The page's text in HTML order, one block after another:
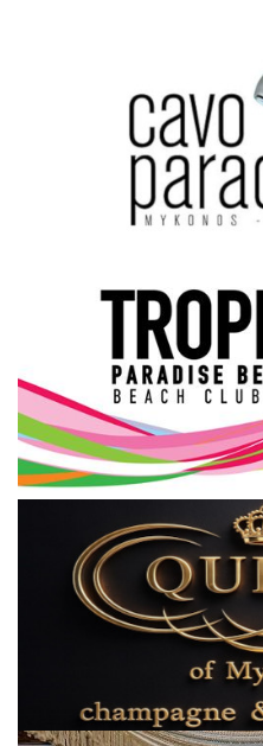
Σεβασμιώτατος Δωρόθεος Β’
Cost Of Living Crisis
Opinion + Analysis
L’Art des Sens
All News
Local Elections 2023
About